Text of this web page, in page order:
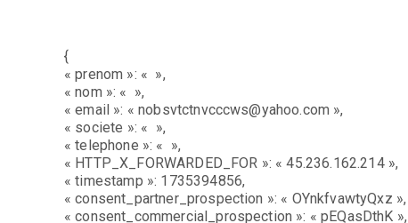
{
« prenom »: « »,
« nom »: « »,
« email »: « nobsvtctnvcccws@yahoo.com »,
« societe »: « »,
« telephone »: « »,
« HTTP_X_FORWARDED_FOR »: « 45.236.162.214 »,
« timestamp »: 1735394856,
« consent_partner_prospection »: « OYnkfvawtyQxz »,
« consent_commercial_prospection »: « pEQasDthK »,